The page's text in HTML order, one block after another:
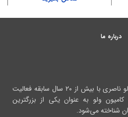
درباره ما
فروشگاه لوازم یدکی کامیون ولو ناصری با بیش از ۲۰ سال سابقه فعالیت
ولو به عنوان یکی از بزرگترین
شناخته می‌شود.